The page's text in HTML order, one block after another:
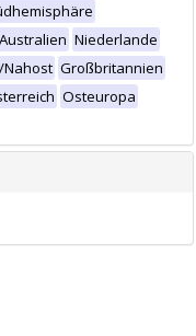
Australien Niederlande
Nahost Großbritannien
Osteuropa